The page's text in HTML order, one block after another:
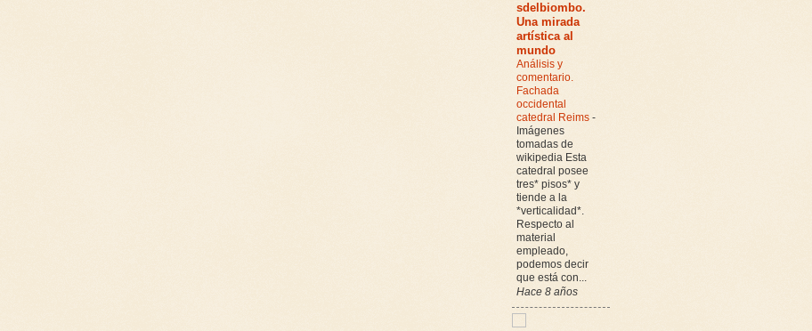
sdelbiombo.
Una mirada
artística al
mundo
Análisis y
comentario.
Fachada
occidental
catedral Reims -
Imágenes
tomadas de
wikipedia Esta
catedral posee
tres* pisos* y
tiende a la
*verticalidad*.
Respecto al
material
empleado,
podemos decir
que está con...
Hace 8 años